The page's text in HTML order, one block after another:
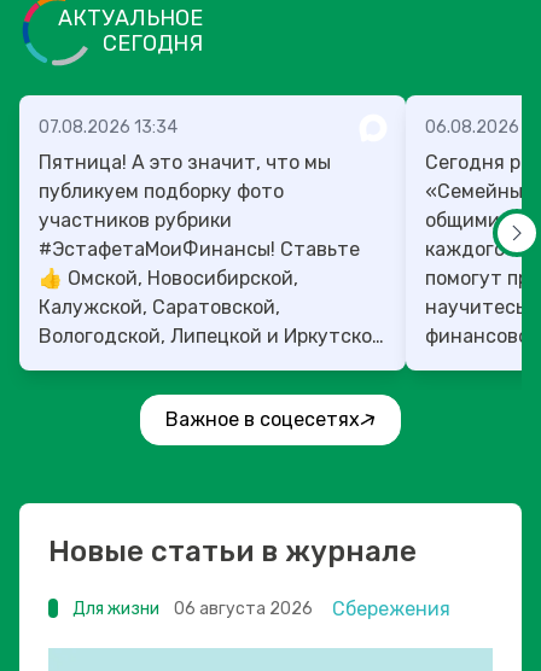
АКТУАЛЬНОЕ
СЕГОДНЯ
07.08.2026 13:34
Пятница! А это значит, что мы
публикуем подборку фото
участников рубрики
#ЭстафетаМоиФинансы! Ставьте
👍 Омской, Новосибирской,
Калужской, Саратовской,
Вологодской, Липецкой и Иркутской
областям!
06.08.2026
Сегодня
«Семейный
общими
каждого»!
помогут
научитесь:
Важное в соцесетях
Новые статьи в журнале
Для жизни 06 августа 2026 Сбережения